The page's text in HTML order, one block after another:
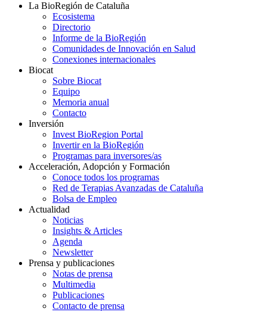
La BioRegión de Cataluña
Ecosistema
Directorio
Informe de la BioRegión
Comunidades de Innovación en Salud
Conexiones internacionales
Biocat
Sobre Biocat
Equipo
Memoria anual
Contacto
Inversión
Invest BioRegion Portal
Invertir en la BioRegión
Programas para inversores/as
Acceleración, Adopción y Formación
Conoce todos los programas
Red de Terapias Avanzadas de Cataluña
Bolsa de Empleo
Actualidad
Noticias
Insights & Articles
Agenda
Newsletter
Prensa y publicaciones
Notas de prensa
Multimedia
Publicaciones
Contacto de prensa